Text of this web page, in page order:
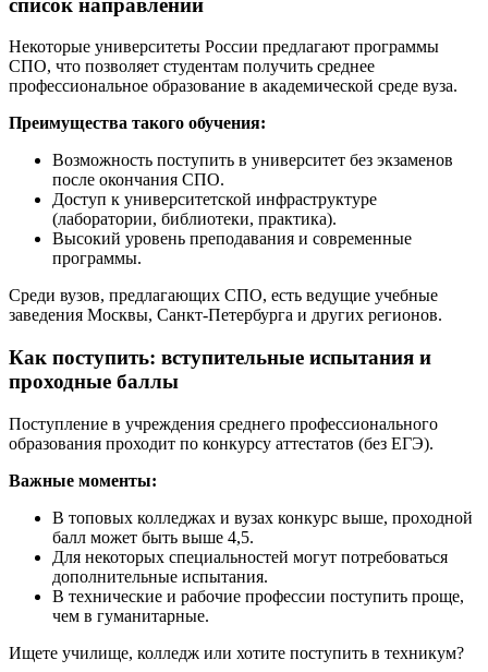
Некоторые университеты России предлагают программы
СПО, что позволяет студентам получить среднее
профессиональное образование в академической среде вуза.
Преимущества такого обучения:
Возможность поступить в университет без экзаменов
после окончания СПО.
Доступ к университетской инфраструктуре
(лаборатории, библиотеки, практика).
Высокий уровень преподавания и современные
программы.
Среди вузов, предлагающих СПО, есть ведущие учебные
заведения Москвы, Санкт-Петербурга и других регионов.
Как поступить: вступительные испытания и
проходные баллы
Поступление в учреждения среднего профессионального
образования проходит по конкурсу аттестатов (без ЕГЭ).
Важные моменты:
В топовых колледжах и вузах конкурс выше, проходной
балл может быть выше 4,5.
Для некоторых специальностей могут потребоваться
дополнительные испытания.
В технические и рабочие профессии поступить проще,
чем в гуманитарные.
Ищете училище, колледж или хотите поступить в техникум?